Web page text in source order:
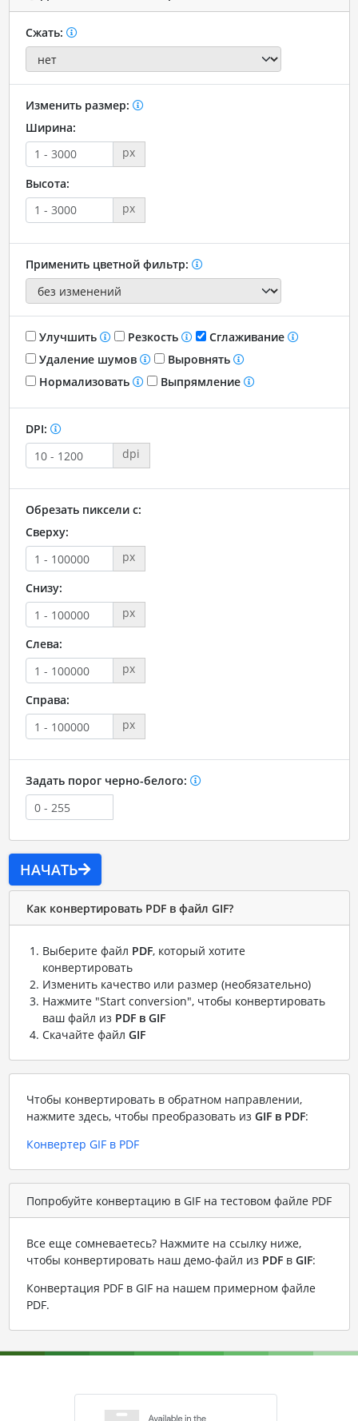
Сжать:
Изменить размер:
Ширина:
px
Высота:
px
Применить цветной фильтр:
Улучшить Резкость
Сглаживание
Удаление шумов
Выровнять
Нормализовать
Выпрямление
DPI:
dpi
Обрезать пиксели с:
Сверху:
px
Снизу:
px
Слева:
px
Справа:
px
Задать порог черно-белого:
НАЧАТЬ
Как конвертировать PDF в файл GIF?
Выберите файл PDF, который хотите
конвертировать
Изменить качество или размер (необязательно)
Нажмите "Start conversion", чтобы конвертировать
ваш файл из PDF в GIF
Скачайте файл GIF
Чтобы конвертировать в обратном направлении,
нажмите здесь, чтобы преобразовать из GIF в PDF:
Конвертер GIF в PDF
Попробуйте конвертацию в GIF на тестовом файле PDF
Все еще сомневаетесь? Нажмите на ссылку ниже,
чтобы конвертировать наш демо-файл из PDFв GIF:
Конвертация PDF в GIF на нашем примерном файле
PDF.